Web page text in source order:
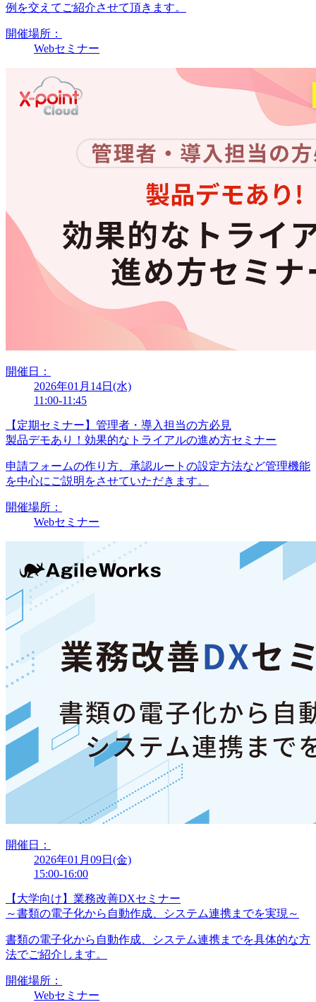
例を交えてご紹介させて頂きます。
開催場所：
Webセミナー
開催日：
2026年01月14日(水)
11:00-11:45
【定期セミナー】管理者・導入担当の方必見
製品デモあり！効果的なトライアルの進め方セミナー
申請フォームの作り方、承認ルートの設定方法など管理機能
を中心にご説明をさせていただきます。
開催場所：
Webセミナー
開催日：
2026年01月09日(金)
15:00-16:00
【大学向け】業務改善DXセミナー
～書類の電子化から自動作成、システム連携までを実現～
書類の電子化から自動作成、システム連携までを具体的な方
法でご紹介します。
開催場所：
Webセミナー